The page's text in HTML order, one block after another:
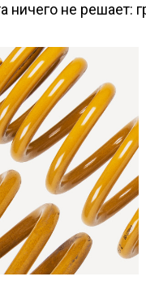
не решает: